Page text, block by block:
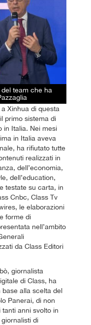
team che ha
Xinhua di questa
primo sistema di
in Italia. Nei mesi
in Italia aveva
ha rifiutato tutte
realizzati in
dell’economia,
dell’education,
testate su carta, in
Cnbc, Class Tv
le elaborazioni
forme di
nell’ambito
da Class Editori
giornalista
di Class, ha
base alla scelta del
Panerai, di non
anni svolto in
di